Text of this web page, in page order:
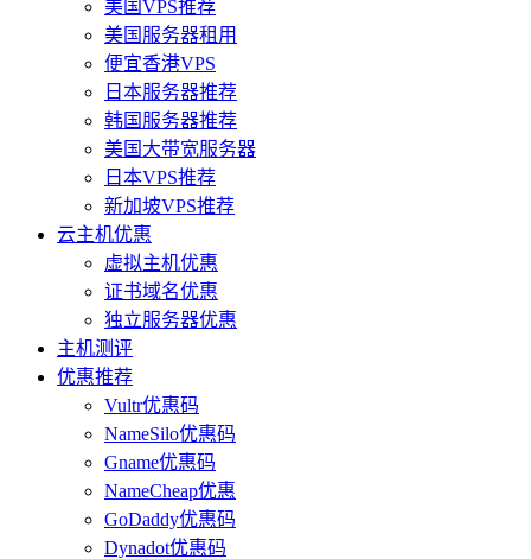
美国VPS推荐
美国服务器租用
便宜香港VPS
日本服务器推荐
韩国服务器推荐
美国大带宽服务器
日本VPS推荐
新加坡VPS推荐
云主机优惠
虚拟主机优惠
证书域名优惠
独立服务器优惠
主机测评
优惠推荐
Vultr优惠码
NameSilo优惠码
Gname优惠码
NameCheap优惠
GoDaddy优惠码
Dynadot优惠码